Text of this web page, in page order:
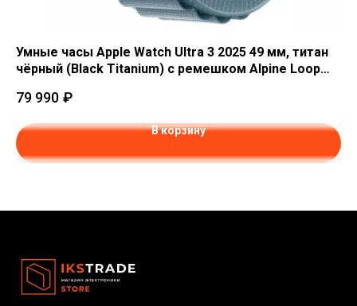
Умные часы Apple Watch Ultra 3 2025 49 мм, титан
чёрный (Black Titanium) с ремешком Alpine Loop
79 990 ₽
В корзину